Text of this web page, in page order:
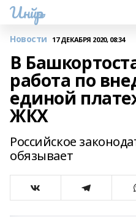
Инйәр
Новости 17 ДЕКАБРЯ 2020, 08:34
В
работа по
единой
ЖКХ
Российское
обязывает